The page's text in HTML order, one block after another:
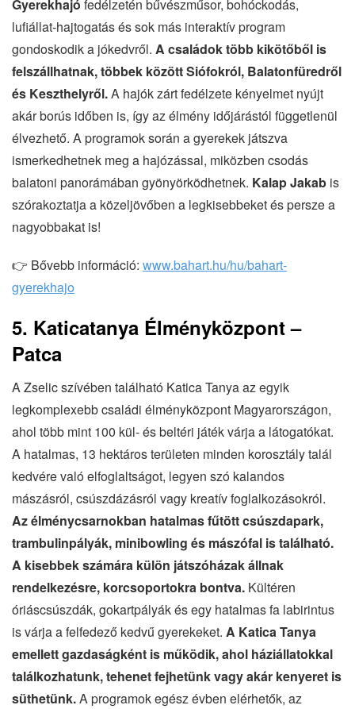
Gyerekhajó fedélzetén bűvészműsor, bohóckodás,
lufiállat-hajtogatás és sok más interaktív program
gondoskodik a jókedvről. A családok több kikötőből is
felszállhatnak, többek között Siófokról, Balatonfüredről
és Keszthelyről.A hajók zárt fedélzete kényelmet nyújt
akár borús időben is, így az élmény időjárástól függetlenül
élvezhető. A programok során a gyerekek játszva
ismerkedhetnek meg a hajózással, miközben csodás
balatoni panorámában gyönyörködhetnek. Kalap Jakab is
szórakoztatja a közeljövőben a legkisebbeket és persze a
nagyobbakat is!
👉 Bővebb információ: www.bahart.hu/hu/bahart-
gyerekhajo
5. Katicatanya Élményközpont –
Patca
A Zselic szívében található Katica Tanya az egyik
legkomplexebb családi élményközpont Magyarországon,
ahol több mint 100 kül- és beltéri játék várja a látogatókat.
A hatalmas, 13 hektáros területen minden korosztály talál
kedvére való elfoglaltságot, legyen szó kalandos
mászásról, csúszdázásról vagy kreatív foglalkozásokról.
Az élménycsarnokban hatalmas fűtött csúszdapark,
trambulinpályák, minibowling és mászófal is található.
A kisebbek számára külön játszóházak állnak
rendelkezésre, korcsoportokra bontva. Kültéren
óriáscsúszdák, gokartpályák és egy hatalmas fa labirintus
is várja a felfedező kedvű gyerekeket. A Katica Tanya
emellett gazdaságként is működik, ahol háziállatokkal
találkozhatunk, tehenet fejhetünk vagy akár kenyeret is
süthetünk.A programok egész évben elérhetők, az